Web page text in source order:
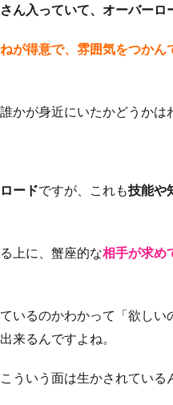
ん入っていて、オーバーロ
が得意で、雰囲気をつか
かが身近にいたかどうかは
ードですが、これも技能や
上に、蟹座的な相手が求め
いるのかわかって「欲し
来るんですよね。
ういう面は生かされている